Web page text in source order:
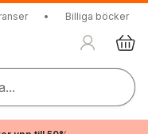
• Billiga böcker